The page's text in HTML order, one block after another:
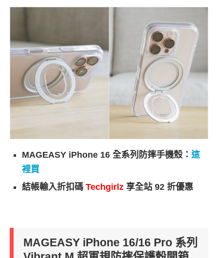
MAGEASY iPhone 16 全系列防摔手機殼： 這
裡買
結帳輸入折扣碼 Techgirlz 享全站 92 折優惠
MAGEASY iPhone 16/16 Pro 系列